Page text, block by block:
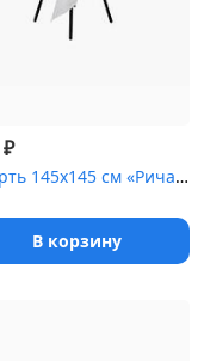
₽
Скатерть 145х145 см «Ричард» белая [(цветок)]
В корзину